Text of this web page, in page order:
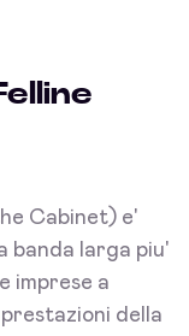
Cabinet) e'
banda larga piu'
imprese a
della